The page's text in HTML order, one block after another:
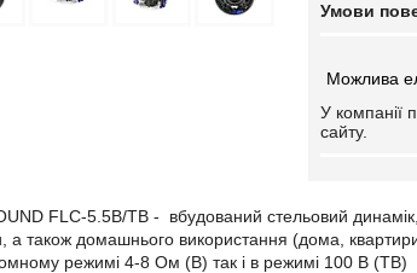
У компанії
сайту.
FLC-5.5B/TB - вбудований стельовий
а також домашнього використання (дома,
режимі 4-8 Ом (B) так і в режимі 100 В (TB)